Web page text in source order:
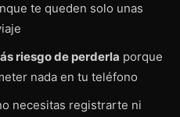
te queden solo unas
riesgo de perderla porque
nada en tu teléfono
necesitas registrarte ni